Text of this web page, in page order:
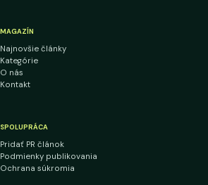
MAGAZÍN
Najnovšie články
Kategórie
O nás
Kontakt
SPOLUPRÁCA
Pridať PR článok
Podmienky publikovania
Ochrana súkromia